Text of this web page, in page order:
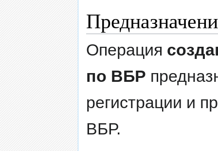
Операция
по ВБР
регистрации и
ВБР.